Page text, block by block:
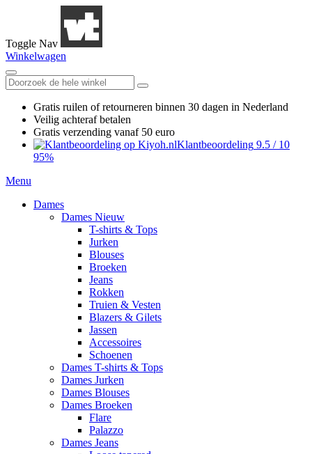
Toggle Nav
Winkelwagen
Gratis ruilen of retourneren binnen 30 dagen in Nederland
Veilig achteraf betalen
Gratis verzending vanaf 50 euro
Klantbeoordeling 9.5 / 10
95%
Menu
Dames
Dames Nieuw
T-shirts & Tops
Jurken
Blouses
Broeken
Jeans
Rokken
Truien & Vesten
Blazers & Gilets
Jassen
Accessoires
Schoenen
Dames T-shirts & Tops
Dames Jurken
Dames Blouses
Dames Broeken
Flare
Palazzo
Dames Jeans